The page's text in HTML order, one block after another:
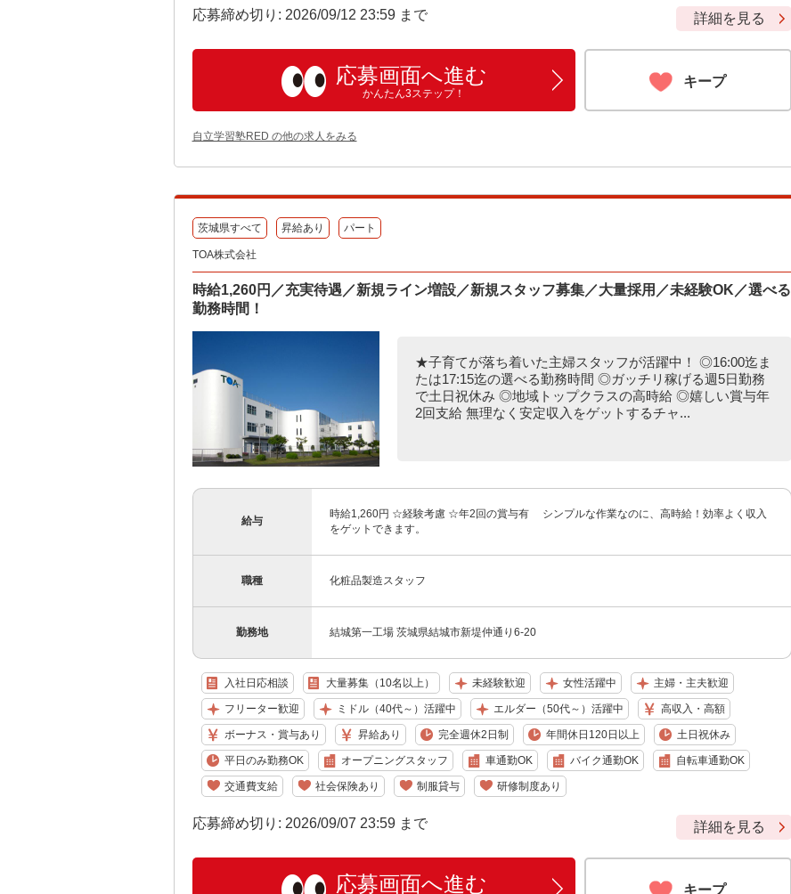
応募締め切り: 2026/09/12 23:59 まで 詳細を見る
応募画面へ進む
かんたん3ステップ！
キープ
自立学習塾RED の他の求人をみる
茨城県すべて 昇給あり パート
TOA株式会社
時給1,260円／充実待遇／新規ライン増設／新規スタッフ募集／大量採用／未経験OK／選べる
勤務時間！
★子育てが落ち着いた主婦スタッフが活躍中！ ◎16:00迄ま
たは17:15迄の選べる勤務時間 ◎ガッチリ稼げる週5日勤務
で土日祝休み ◎地域トップクラスの高時給 ◎嬉しい賞与年
2回支給 無理なく安定収入をゲットするチャ...
給与
時給1,260円 ☆経験考慮 ☆年2回の賞与有 シンプルな作業なのに、高時給！効率よく収入
をゲットできます。
職種 化粧品製造スタッフ
勤務地 結城第一工場 茨城県結城市新堤仲通り6-20
入社日応相談 大量募集（10名以上） 未経験歓迎 女性活躍中 主婦・主夫歓迎
フリーター歓迎 ミドル（40代～）活躍中 エルダー（50代～）活躍中 高収入・高額
ボーナス・賞与あり 昇給あり 完全週休2日制 年間休日120日以上 土日祝休み
平日のみ勤務OK オープニングスタッフ 車通勤OK バイク通勤OK 自転車通勤OK
交通費支給 社会保険あり 制服貸与 研修制度あり
応募締め切り: 2026/09/07 23:59 まで 詳細を見る
応募画面へ進む キープ